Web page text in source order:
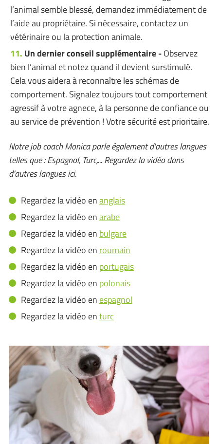
l’animal semble blessé, demandez immédiatement de
l’aide au propriétaire. Si nécessaire, contactez un
vétérinaire ou la protection animale.
Un dernier conseil supplémentaire -Observez
bien l’animal et notez quand il devient surstimulé.
Cela vous aidera à reconnaître les schémas de
comportement. Signalez toujours tout comportement
agressif à votre agnece, à la personne de confiance ou
au service de prévention ! Votre sécurité est prioritaire.
Notre job coach Monica parle également d'autres langues
telles que : Espagnol, Turc,... Regardez la vidéo dans
d'autres langues ici.
Regardez la vidéo enanglais
Regardez la vidéo enarabe
Regardez la vidéo en bulgare
Regardez la vidéo en roumain
Regardez la vidéo en portugais
Regardez la vidéo en polonais
Regardez la vidéo en espagnol
Regardez la vidéo enturc